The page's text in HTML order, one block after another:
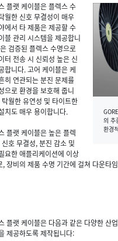
의 추
환경
플랫 케이블은 플렉스 수
월한 신호 무결성이 매우
에서 타 제품은 제공할 수
블 관리 시스템을 제공합니
검증된 플렉스 수명으로
터 전송 시 신뢰성 높은 신
합니다. 고어 케이블은 케
히 연관되는 분진 문제를
으로 환경을 보호해 줍니
월한 유연성 및 타이트한
치도 매우 용이합니다.
플랫 케이블은 높은 플렉
호 무결성, 분진 감소 및
요한 애플리케이션에 이상
장비의 제품 수명 기간에 걸쳐 다운타
플랫 케이블은 다음과 같은 다양한 산
제공하도록 제작됩니다: